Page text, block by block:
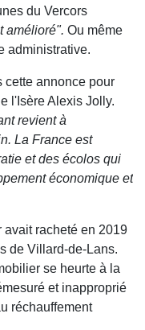
du Vercors
amélioré". Ou même
administrative.
cette annonce pour
l'Isère Alexis Jolly.
revient à
La France est
et des écolos qui
économique et
avait racheté en 2019
de Villard-de-Lans.
se heurte à la
et inapproprié
réchauffement